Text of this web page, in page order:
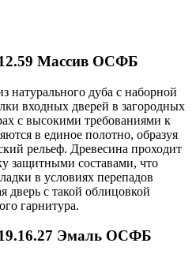
Массив ОСФБ
натурального дуба с наборной
входных дверей в загородных
с высокими требованиями к
в единое полотно, образуя
рельеф. Древесина проходит
защитными составами, что
в условиях перепадов
дверь с такой облицовкой
гарнитура.
Эмаль ОСФБ